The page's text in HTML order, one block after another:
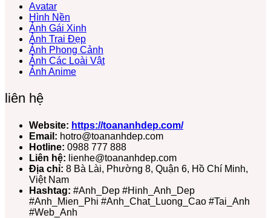
Avatar
Hình Nền
Ảnh Gái Xinh
Ảnh Trai Đẹp
Ảnh Phong Cảnh
Ảnh Các Loài Vật
Ảnh Anime
liên hệ
Website: https://toananhdep.com/
Email: hotro@toananhdep.com
Hotline: 0988 777 888
Liên hệ: lienhe@toananhdep.com
Địa chỉ: 8 Bà Lài, Phường 8, Quận 6, Hồ Chí Minh,
Việt Nam
Hashtag: #Anh_Dep #Hinh_Anh_Dep
#Anh_Mien_Phi #Anh_Chat_Luong_Cao #Tai_Anh
#Web_Anh